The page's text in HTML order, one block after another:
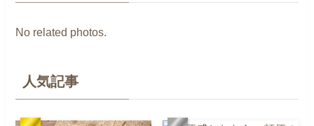
No related photos.
人気記事